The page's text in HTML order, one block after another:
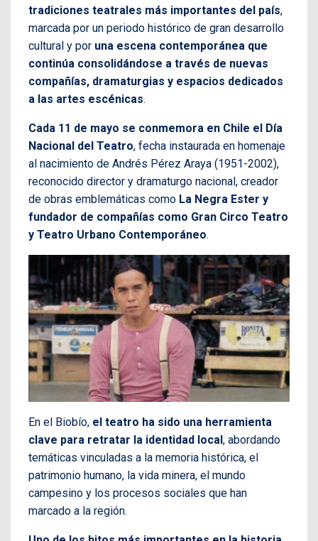
tradiciones teatrales más importantes del país,
marcada por un periodo histórico de gran desarrollo
cultural y por una escena contemporánea que
continúa consolidándose a través de nuevas
compañías, dramaturgias y espacios dedicados
a las artes escénicas.
Cada 11 de mayo se conmemora en Chile el Día
Nacional del Teatro, fecha instaurada en homenaje
al nacimiento de Andrés Pérez Araya (1951-2002),
reconocido director y dramaturgo nacional, creador
de obras emblemáticas como La Negra Ester y
fundador de compañías como Gran Circo Teatro
y Teatro Urbano Contemporáneo.
En el Biobío, el teatro ha sido una herramienta
clave para retratar la identidad local , abordando
temáticas vinculadas a la memoria histórica, el
patrimonio humano, la vida minera, el mundo
campesino y los procesos sociales que han
marcado a la región.